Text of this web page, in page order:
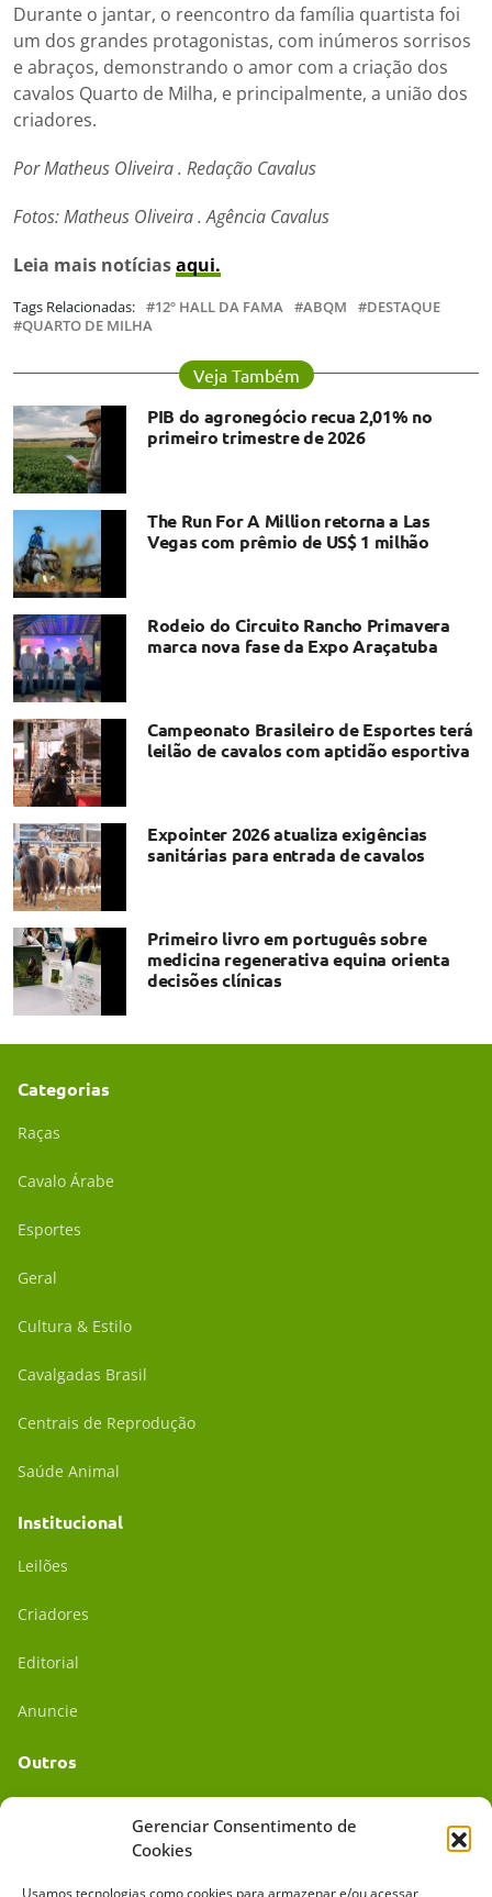
Gerenciar Consentimento de
Cookies
Usamos tecnologias como cookies para armazenar e/ou acessar
Durante o jantar, o reencontro da família quartista foi
um dos grandes protagonistas, com inúmeros sorrisos
e abraços, demonstrando o amor com a criação dos
cavalos Quarto de Milha, e principalmente, a união dos
criadores.
Por Matheus Oliveira . Redação Cavalus
Fotos: Matheus Oliveira . Agência Cavalus
Leia mais notíciasaqui.
Tags Relacionadas: 12º HALL DA FAMA ABQM
DESTAQUE
QUARTO DE MILHA
Veja Também
PIB do agronegócio recua 2,01% no
primeiro trimestre de 2026
The Run For A Million retorna a Las
Vegas com prêmio de US$ 1 milhão
Rodeio do Circuito Rancho Primavera
marca nova fase da Expo Araçatuba
Campeonato Brasileiro de Esportes terá
leilão de cavalos com aptidão esportiva
Expointer 2026 atualiza exigências
sanitárias para entrada de cavalos
Primeiro livro em português sobre
medicina regenerativa equina orienta
decisões clínicas
Categorias
Raças
Cavalo Árabe
Esportes
Geral
Cultura & Estilo
Cavalgadas Brasil
Centrais de Reprodução
Saúde Animal
Institucional
Leilões
Criadores
Editorial
Anuncie
Outros